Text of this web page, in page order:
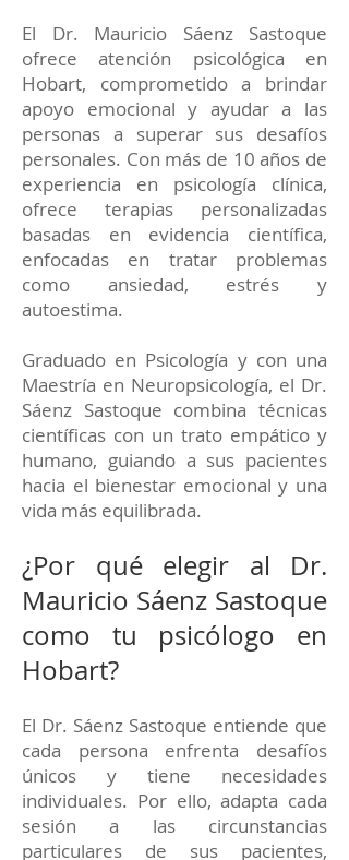
El Dr. Mauricio Sáenz Sastoque
ofrece atención psicológica en
Hobart, comprometido a brindar
apoyo emocional y ayudar a las
personas a superar sus desafíos
personales. Con más de 10 años de
experiencia en psicología clínica,
ofrece terapias personalizadas
basadas en evidencia científica,
enfocadas en tratar problemas
como ansiedad, estrés y
autoestima.
Graduado en Psicología y con una
Maestría en Neuropsicología, el Dr.
Sáenz Sastoque combina técnicas
científicas con un trato empático y
humano, guiando a sus pacientes
hacia el bienestar emocional y una
vida más equilibrada.
¿Por qué elegir al Dr.
Mauricio Sáenz Sastoque
como tu psicólogo en
Hobart?
El Dr. Sáenz Sastoque entiende que
cada persona enfrenta desafíos
únicos y tiene necesidades
individuales. Por ello, adapta cada
sesión a las circunstancias
particulares de sus pacientes,